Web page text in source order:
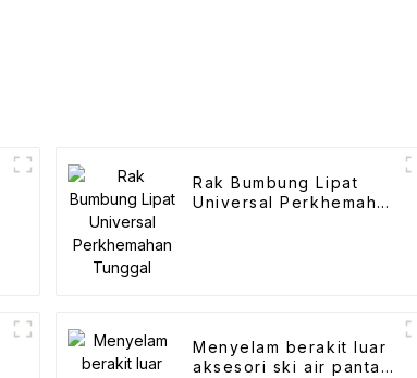
Rak Bumbung Lipat
Universal Perkhemahan
Menyelam berakit luar
aksesori ski air pantai